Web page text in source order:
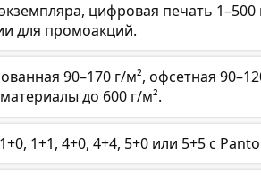
цифровая печать
для промоакций.
90–170 г/м², офсетная
до 600 г/м².
1+1, 4+0, 4+4, 5+0 или 5+5 с